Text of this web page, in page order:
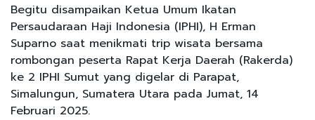
Begitu disampaikan Ketua Umum Ikatan
Persaudaraan Haji Indonesia (IPHI), H Erman
Suparno saat menikmati trip wisata bersama
rombongan peserta Rapat Kerja Daerah (Rakerda)
ke 2 IPHI Sumut yang digelar di Parapat,
Simalungun, Sumatera Utara pada Jumat, 14
Februari 2025.